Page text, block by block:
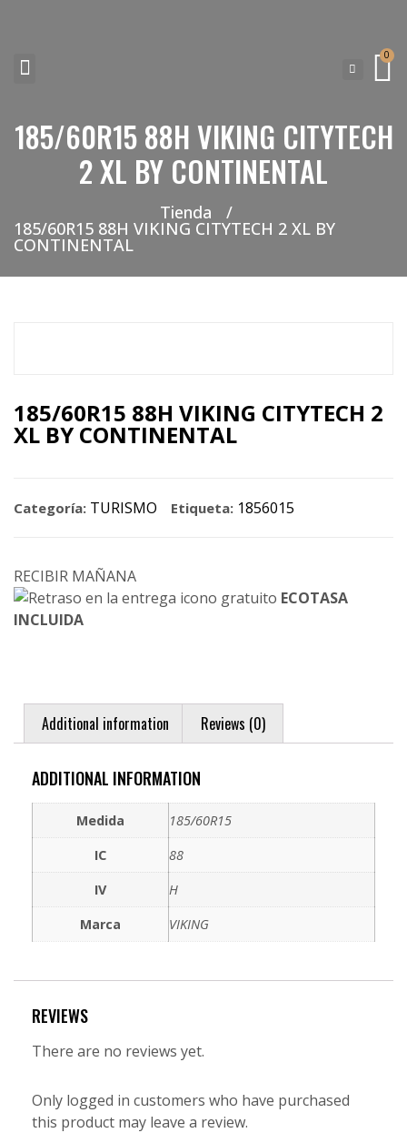
0
185/60R15 88H VIKING CITYTECH
2 XL BY CONTINENTAL
Tienda /
185/60R15 88H VIKING CITYTECH 2 XL BY
CONTINENTAL
185/60R15 88H VIKING CITYTECH 2
XL BY CONTINENTAL
Categoría: TURISMO Etiqueta: 1856015
RECIBIR MAÑANA
ECOTASA
INCLUIDA
Additional information Reviews (0)
ADDITIONAL INFORMATION
Medida
185/60R15
IC
88
IV
H
Marca
VIKING
REVIEWS
There are no reviews yet.
Only logged in customers who have purchased
this product may leave a review.